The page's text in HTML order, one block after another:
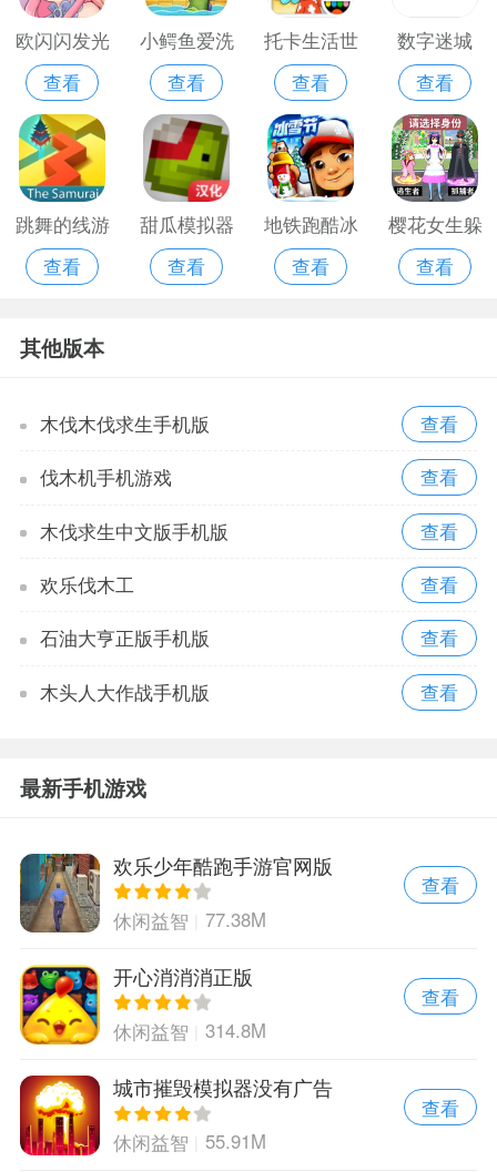
欧闪闪发光
的你安卓官
方版
查看
小鳄鱼爱洗
澡2免费版
查看
托卡生活世
界改编版
查看
数字迷城
2021
查看
跳舞的线游
戏免费版
查看
甜瓜模拟器
手游版
查看
地铁跑酷冰
雪版
查看
樱花女生躲
猫猫免广告
查看
其他版本
木伐木伐求生手机版
伐木机手机游戏
木伐求生中文版手机版
欢乐伐木工
石油大亨正版手机版
木头人大作战手机版
最新手机游戏
欢乐少年酷跑手游官网版
休闲益智 77.38M
查看
开心消消消正版
休闲益智 314.8M
查看
城市摧毁模拟器没有广告
休闲益智 55.91M
查看